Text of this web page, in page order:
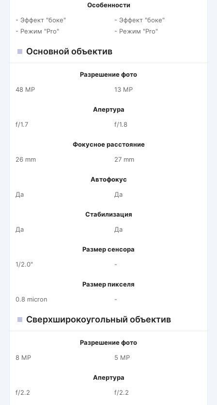
Особенности
- Эффект "боке"
- Режим "Pro"
- Эффект "боке"
- Режим "Pro"
Основной объектив
Разрешение фото
48 MP
13 MP
Апертура
f/1.7
f/1.8
Фокусное расстояние
26 mm
27 mm
Автофокус
Да
Да
Стабилизация
Да
Да
Размер сенсора
1/2.0"
-
Размер пикселя
0.8 micron
-
Сверхширокоугольный объектив
Разрешение фото
8 MP
5 MP
Апертура
f/2.2
f/2.2